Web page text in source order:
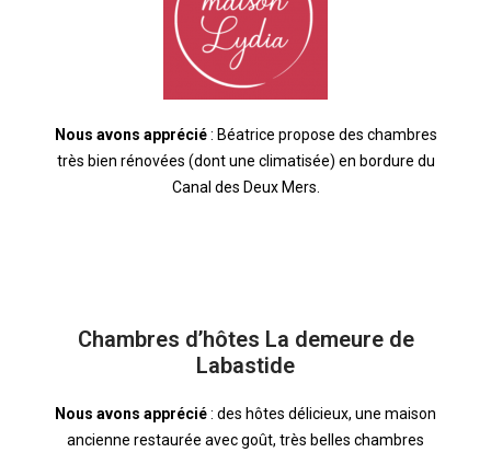
Nous avons apprécié: Béatrice propose des chambres
très bien rénovées (dont une climatisée) en bordure du
Canal des Deux Mers.
Chambres d’hôtes La demeure de
Labastide
Nous avons apprécié: des hôtes délicieux, une maison
ancienne restaurée avec goût, très belles chambres